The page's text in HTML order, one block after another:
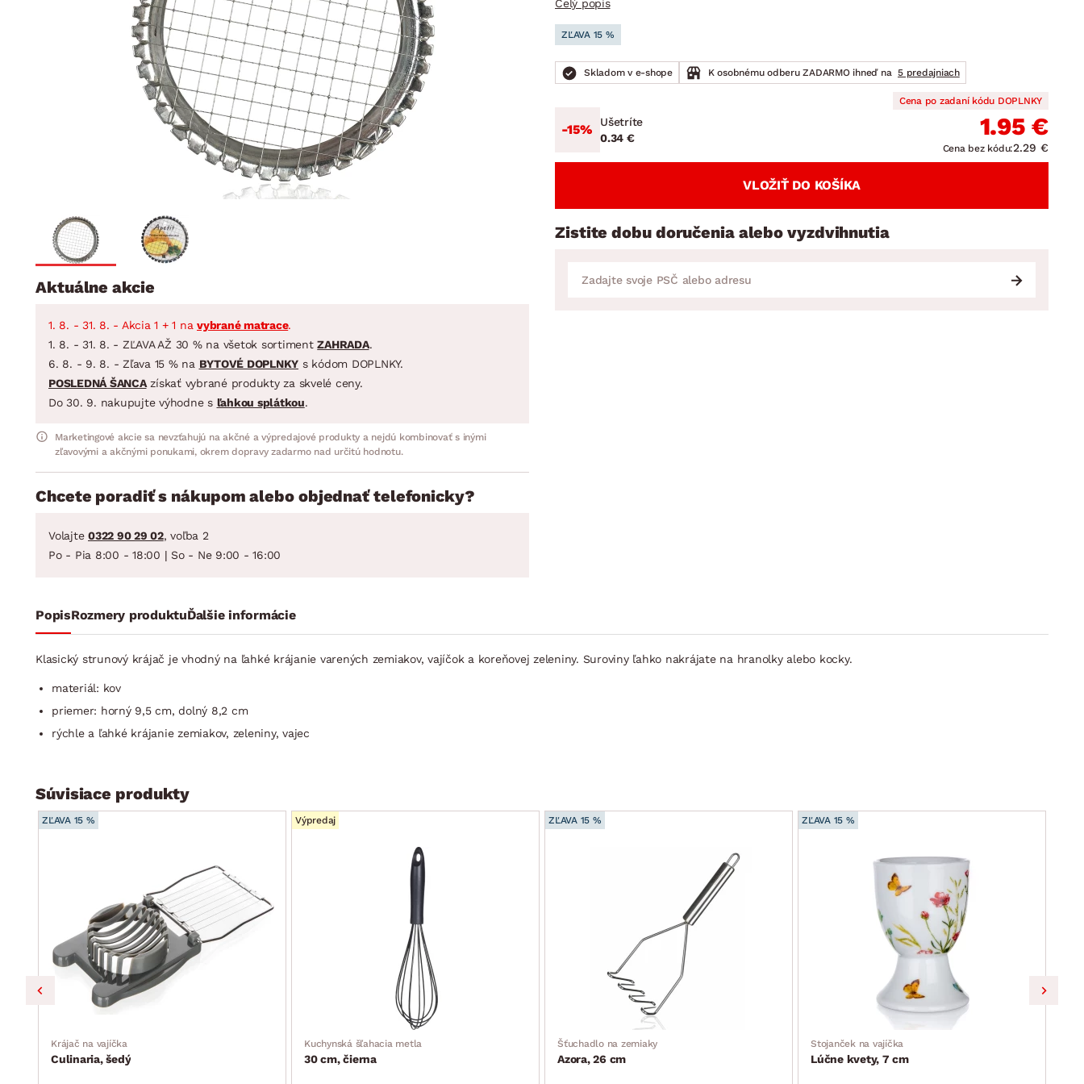
Detská izba
Predsieň, šatník a chodba
Kuchyňa
STOLOVANIE A VARENIE
Jedálenský servis
Príbory
Hrnce
Panvice
Zobrazit vše
DOMÁCE SPOTREBIČE
Kúpeľňové zostavy
Jedálenské zostavy
Záhradné zostavy
Celý popis
ZĽAVA 15 %
Skladom v e-shope K osobnému odberu ZADARMO ihneď na 5 predajniach
-15%
Ušetríte
0.34 €
Cena po zadaní kódu DOPLNKY
1.95 €
Cena bez kódu:2.29 €
VLOŽIŤ DO KOŠÍKA
Zistite dobu doručenia alebo vyzdvihnutia
Aktuálne akcie
1. 8. - 31. 8. - Akcia 1 + 1 na vybrané matrace.
1. 8. - 31. 8. - ZĽAVA AŽ 30 % na všetok sortimentZAHRADA.
6. 8. - 9. 8. - Zľava 15 % na BYTOVÉ DOPLNKY s kódom DOPLNKY.
POSLEDNÁ ŠANCAzískať vybrané produkty za skvelé ceny.
Do 30. 9. nakupujte výhodne s ľahkou splátkou.
Marketingové akcie sa nevzťahujú na akčné a výpredajové produkty a nejdú kombinovať s inými
zľavovými a akčnými ponukami, okrem dopravy zadarmo nad určitú hodnotu.
Chcete poradiť s nákupom alebo objednať telefonicky?
Volajte 0322 90 29 02, voľba 2
Po - Pia 8:00 - 18:00 | So - Ne 9:00 - 16:00
PopisRozmery produktuĎalšie informácie
Klasický strunový krájač je vhodný na ľahké krájanie varených zemiakov, vajíčok a koreňovej zeleniny. Suroviny ľahko nakrájate na hranolky alebo kocky.
materiál: kov
priemer: horný 9,5 cm, dolný 8,2 cm
rýchle a ľahké krájanie zemiakov, zeleniny, vajec
Súvisiace produkty
ZĽAVA 15 %
Krájač na vajíčka
Culinaria, šedý
Výpredaj
Kuchynská šľahacia metla
30 cm, čierna
ZĽAVA 15 %
Šťuchadlo na zemiaky
Azora, 26 cm
ZĽAVA 15 %
Stojanček na vajíčka
Lúčne kvety, 7 cm